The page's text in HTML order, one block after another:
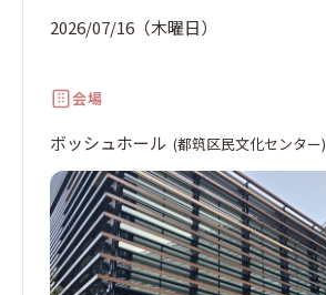
2026/07/16（木曜日）
会場
ボッシュホール (都筑区民文化センター)